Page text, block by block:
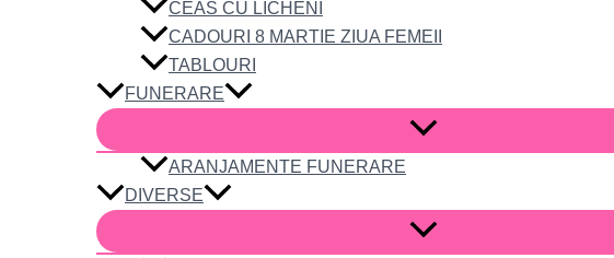
CEAS CU LICHENI
CADOURI 8 MARTIE ZIUA FEMEII
TABLOURI
FUNERARE
ARANJAMENTE FUNERARE
DIVERSE